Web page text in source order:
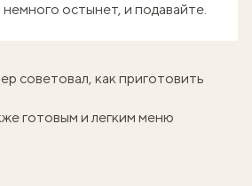
остынет, и подавайте.
советовал, какприготовить
готовым и легким меню